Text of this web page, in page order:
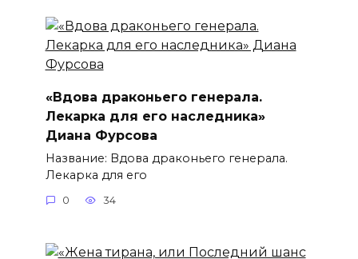
«Вдова драконьего генерала.
Лекарка для его наследника»
Диана Фурсова
Название: Вдова драконьего генерала.
Лекарка для его
0 34